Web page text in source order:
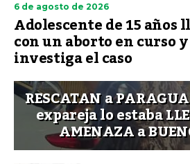
6 de agosto de 2026
Adolescente de 15 años
con un aborto en curso
investiga el caso
RESCATAN a
expareja lo estaba
AMENAZA a